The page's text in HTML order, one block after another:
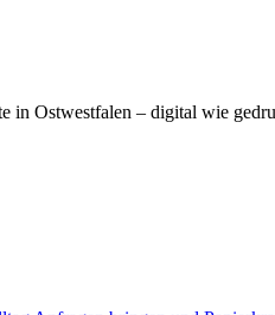
in Ostwestfalen – digital wie